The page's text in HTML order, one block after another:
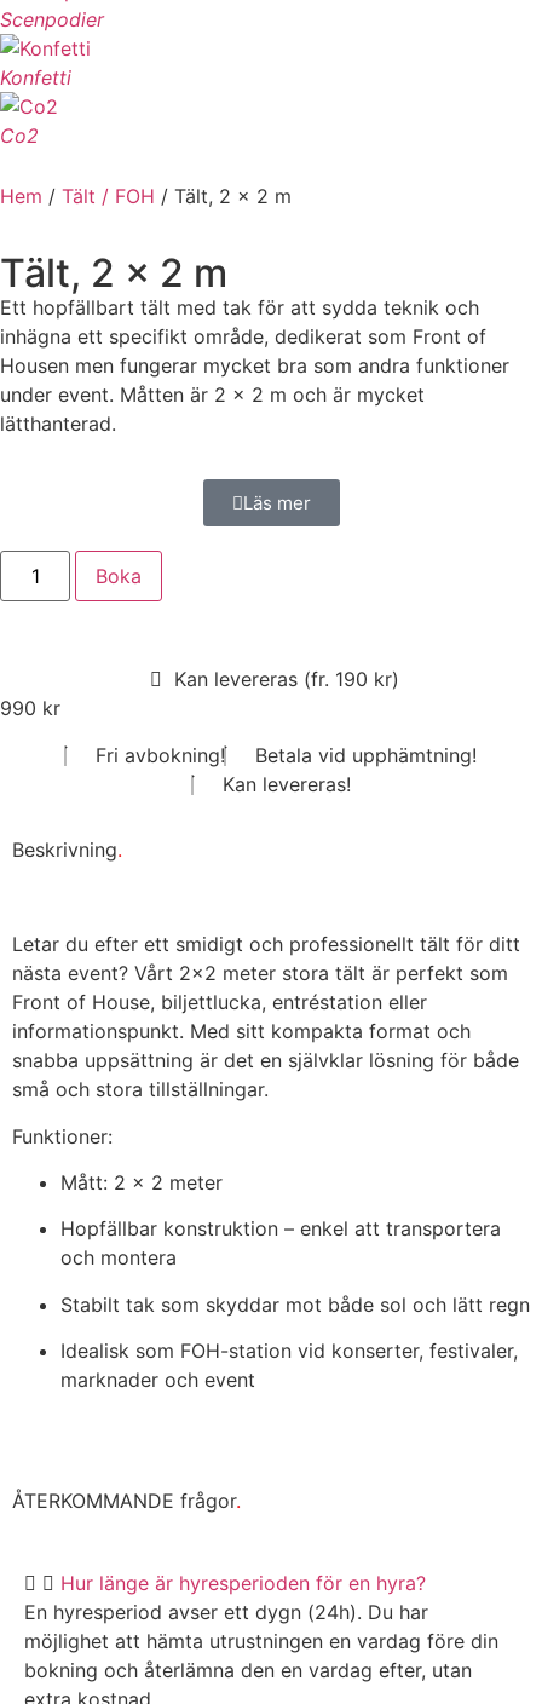
Scenpodier
Konfetti
Co2
Hem / Tält / FOH / Tält, 2 x 2 m
Tält, 2 x 2 m
Ett hopfällbart tält med tak för att sydda teknik och
inhägna ett specifikt område, dedikerat som Front of
Housen men fungerar mycket bra som andra funktioner
under event. Måtten är 2 x 2 m och är mycket
lätthanterad.
Läs mer
Boka
Kan levereras (fr. 190 kr)
990 kr
Fri avbokning!
Betala vid upphämtning!
Kan levereras!
Beskrivning.
Letar du efter ett smidigt och professionellt tält för ditt
nästa event? Vårt 2×2 meter stora tält är perfekt som
Front of House, biljettlucka, entréstation eller
informationspunkt. Med sitt kompakta format och
snabba uppsättning är det en självklar lösning för både
små och stora tillställningar.
Funktioner:
Mått: 2 x 2 meter
Hopfällbar konstruktion – enkel att transportera
och montera
Stabilt tak som skyddar mot både sol och lätt regn
Idealisk som FOH-station vid konserter, festivaler,
marknader och event
ÅTERKOMMANDE frågor.
Hur länge är hyresperioden för en hyra?
En hyresperiod avser ett dygn (24h). Du har
möjlighet att hämta utrustningen en vardag före din
bokning och återlämna den en vardag efter, utan
extra kostnad.